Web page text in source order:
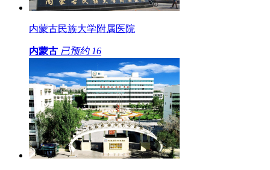
内蒙古民族大学附属医院
内蒙古 已预约 16